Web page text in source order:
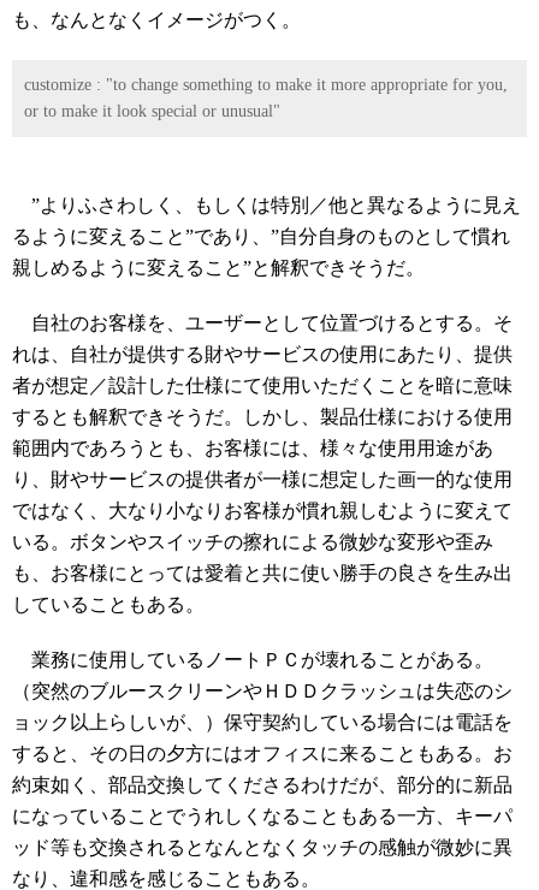
も、なんとなくイメージがつく。
customize : "to change something to make it more appropriate for you,
or to make it look special or unusual"
”よりふさわしく、もしくは特別／他と異なるように見え
るように変えること”であり、”自分自身のものとして慣れ
親しめるように変えること”と解釈できそうだ。
自社のお客様を、ユーザーとして位置づけるとする。そ
れは、自社が提供する財やサービスの使用にあたり、提供
者が想定／設計した仕様にて使用いただくことを暗に意味
するとも解釈できそうだ。しかし、製品仕様における使用
範囲内であろうとも、お客様には、様々な使用用途があ
り、財やサービスの提供者が一様に想定した画一的な使用
ではなく、大なり小なりお客様が慣れ親しむように変えて
いる。ボタンやスイッチの擦れによる微妙な変形や歪み
も、お客様にとっては愛着と共に使い勝手の良さを生み出
していることもある。
業務に使用しているノートＰＣが壊れることがある。
（突然のブルースクリーンやＨＤＤクラッシュは失恋のシ
ョック以上らしいが、）保守契約している場合には電話を
すると、その日の夕方にはオフィスに来ることもある。お
約束如く、部品交換してくださるわけだが、部分的に新品
になっていることでうれしくなることもある一方、キーパ
ッド等も交換されるとなんとなくタッチの感触が微妙に異
なり、違和感を感じることもある。